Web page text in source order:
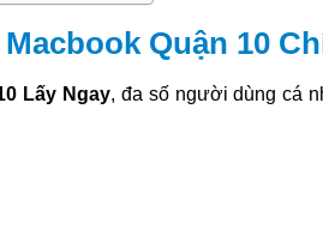
Quận 10
Lấy Ngay, đa số người dùng cá